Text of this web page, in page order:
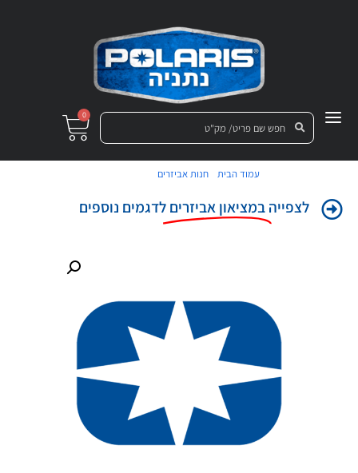
0
עמוד הבית חנות אביזרים
לצפייהבמציאון אביזרים לדגמים נוספים